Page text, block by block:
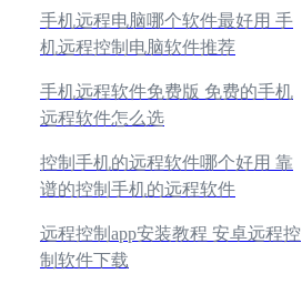
手机远程电脑哪个软件最好用 手
机远程控制电脑软件推荐
手机远程软件免费版 免费的手机
远程软件怎么选
控制手机的远程软件哪个好用 靠
谱的控制手机的远程软件
远程控制app安装教程 安卓远程控
制软件下载